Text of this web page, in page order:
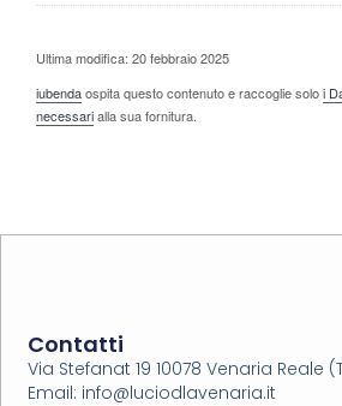
Ultima modifica: 20 febbraio 2025
iubendaospita questo contenuto e raccoglie soloi
necessarialla sua fornitura.
Contatti
Via Stefanat 19 10078 Venaria Reale
Email: info@luciodlavenaria.it